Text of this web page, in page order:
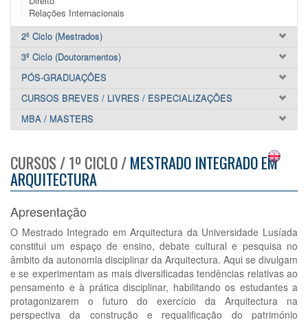
Relações Internacionais
2º Ciclo (Mestrados)
3º Ciclo (Doutoramentos)
PÓS-GRADUAÇÕES
CURSOS BREVES / LIVRES / ESPECIALIZAÇÕES
MBA / MASTERS
CURSOS / 1º CICLO /MESTRADO INTEGRADO EM
ARQUITECTURA
Apresentação
O Mestrado Integrado em Arquitectura da Universidade Lusíada
constitui um espaço de ensino, debate cultural e pesquisa no
âmbito da autonomia disciplinar da Arquitectura. Aqui se divulgam
e se experimentam as mais diversificadas tendências relativas ao
pensamento e à prática disciplinar, habilitando os estudantes a
protagonizarem o futuro do exercício da Arquitectura na
perspectiva da construção e requalificação do património